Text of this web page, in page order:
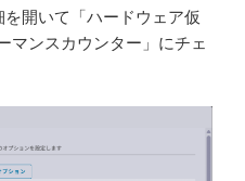
開いて「ハードウェア仮
マンスカウンター」にチェ